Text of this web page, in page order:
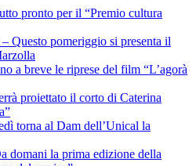
pronto per il “Premio cultura
pomeriggio si presenta il
a breve le riprese del film “L’agorà
proiettato il corto di Caterina
torna al Dam dell’Unical la
la prima edizione della